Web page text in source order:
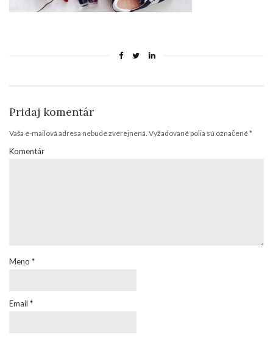
Pridaj komentár
Vaša e-mailová adresa nebude zverejnená. Vyžadované polia sú označené*
Komentár
Meno *
Email *